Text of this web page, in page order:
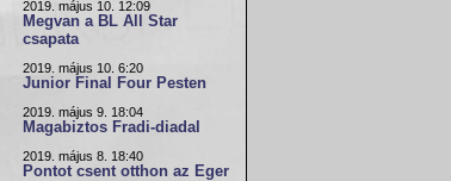
2019. május 10. 12:09
Megvan a BL All Star
csapata
2019. május 10. 6:20
Junior Final Four Pesten
2019. május 9. 18:04
Magabiztos Fradi-diadal
2019. május 8. 18:40
Pontot csent otthon az Eger